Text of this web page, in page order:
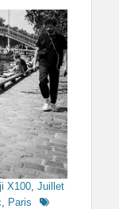
X100 Juillet
Paris
Tags